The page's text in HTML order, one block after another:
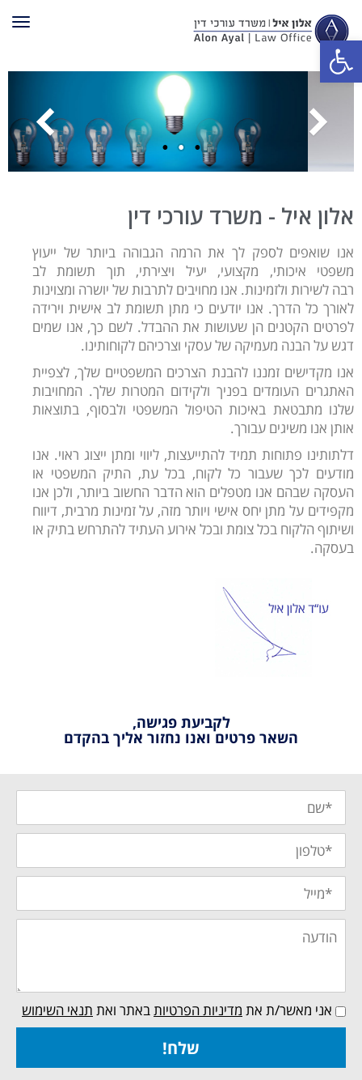
פתח סרגל נגישות
אלון איל - משרד עורכי דין
אנו שואפים לספק לך את הרמה הגבוהה ביותר של ייעוץ
משפטי איכותי, מקצועי, יעיל ויצירתי, תוך תשומת לב
רבה לשירות ולזמינות. אנו מחויבים לתרבות של יושרה ומצוינות
לאורך כל הדרך. אנו יודעים כי מתן תשומת לב אישית וירידה
לפרטים הקטנים הן שעושות את ההבדל. לשם כך, אנו שמים
דגש על הבנה מעמיקה של עסקי וצרכיהם לקוחותינו.
אנו מקדישים זמננו להבנת הצרכים המשפטיים שלך, לצפיית
האתגרים העומדים בפניך ולקידום המטרות שלך. המחויבות
שלנו מתבטאת באיכות הטיפול המשפטי ולבסוף, בתוצאות
אותן אנו משיגים עבורך.
דלתותינו פתוחות תמיד להתייעצות, ליווי ומתן ייצוג ראוי. אנו
מודעים לכך שעבור כל לקוח, בכל עת, התיק המשפטי או
העסקה שבהם אנו מטפלים הוא הדבר החשוב ביותר, ולכן אנו
מקפידים על מתן יחס אישי ויותר מזה, על זמינות מרבית, דיווח
ושיתוף הלקוח בכל צומת ובכל אירוע העתיד להתרחש בתיק או
בעסקה.
לקביעת פגישה,
השאר פרטים ואנו נחזור אליך בהקדם
אני מאשר/ת את מדיניות הפרטיותבאתר ואת תנאי השימוש
שלח!